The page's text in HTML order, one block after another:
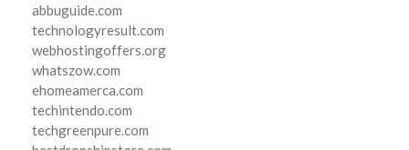
abbuguide.com
technologyresult.com
webhostingoffers.org
whatszow.com
ehomeamerca.com
techintendo.com
techgreenpure.com